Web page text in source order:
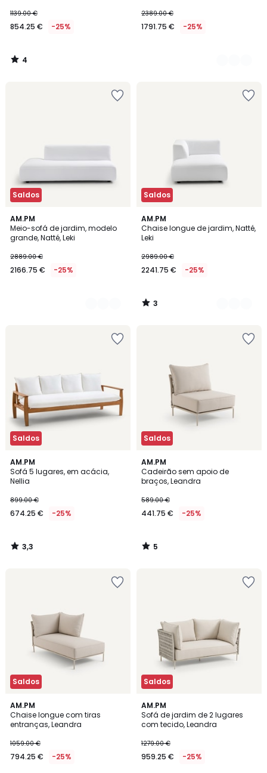
1139.00 €
854.25 € -25%
4
/
2389.00 €
1791.75 € -25%
Saldos
AM.PM
Meio-sofá de jardim, modelo
grande, Natté, Leki
2889.00 €
2166.75 € -25%
2
Cores
Saldos
AM.PM
Chaise longue de jardim, Natté,
Leki
2989.00 €
2241.75 € -25%
3
/
5
2
Cores
3
/
Saldos
AM.PM
Sofá 5 lugares, em acácia,
Nellia
899.00 €
674.25 € -25%
3,3
/ 5
3,3
/
Saldos
AM.PM
Cadeirão sem apoio de
braços, Leandra
589.00 €
441.75 € -25%
5
/
5
5
/
Saldos
AM.PM
Chaise longue com tiras
entranças, Leandra
1059.00 €
794.25 € -25%
5
/
5
Saldos
AM.PM
Sofá de jardim de 2 lugares
com tecido, Leandra
1279.00 €
959.25 € -25%
5
/
5